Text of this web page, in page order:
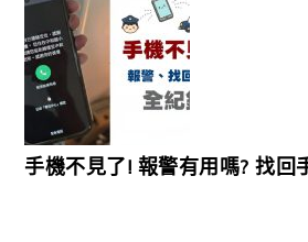
手機不見了! 報警有用嗎? 找回